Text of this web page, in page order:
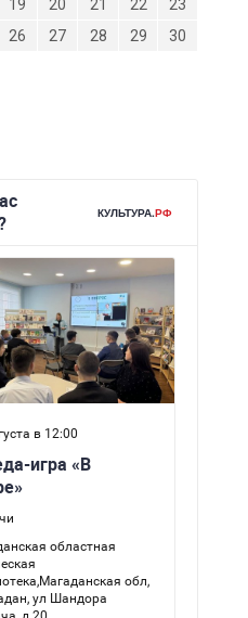
19 20 21 22
23
26 27 28 29
30